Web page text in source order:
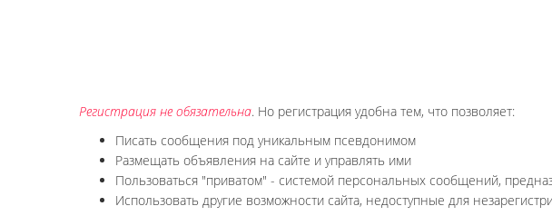
Регистрация не обязательна. Но регистрация удобна тем, что позволяет:
Писать сообщения под уникальным псевдонимом
Размещать объявления на сайте и управлять ими
Пользоваться "приватом" - системой персональных сообщений,
Использовать другие возможности сайта, недоступные для